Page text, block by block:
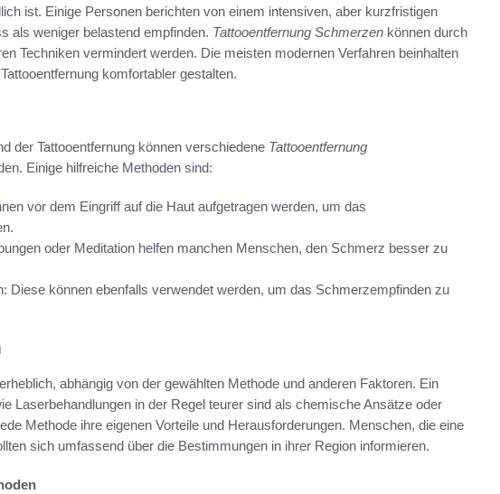
ist. Einige Personen berichten von einem intensiven, aber kurzfristigen
als weniger belastend empfinden. Tattooentfernung Schmerzen können durch
Techniken vermindert werden. Die meisten modernen Verfahren beinhalten
komfortabler gestalten.
der Tattooentfernung können verschiedene Tattooentfernung
Einige hilfreiche Methoden sind:
vor dem Eingriff auf die Haut aufgetragen werden, um das
oder Meditation helfen manchen Menschen, den Schmerz besser zu
Diese können ebenfalls verwendet werden, um das Schmerzempfinden zu
abhängig von der gewählten Methode und anderen Faktoren. Ein
Laserbehandlungen in der Regel teurer sind als chemische Ansätze oder
Methode ihre eigenen Vorteile und Herausforderungen. Menschen, die eine
sich umfassend über die Bestimmungen in ihrer Region informieren.